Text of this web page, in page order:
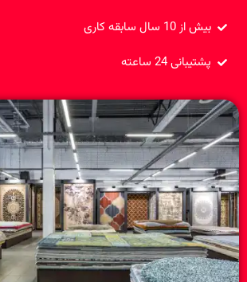
بیش از 10 سال سابقه کاری
پشتیبانی 24 ساعته